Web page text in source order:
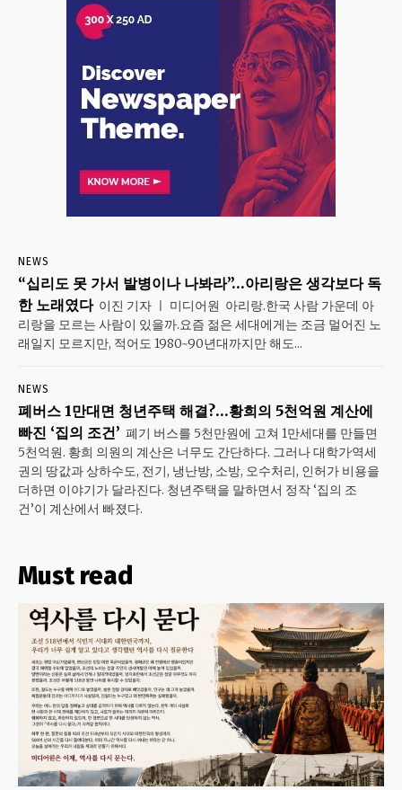
NEWS
“십리도 못 가서 발병이나 나봐라”…아리랑은 생각보다 독
한 노래였다 이진 기자 ㅣ 미디어원 아리랑.한국 사람 가운데 아
리랑을 모르는 사람이 있을까.요즘 젊은 세대에게는 조금 멀어진 노
래일지 모르지만, 적어도 1980~90년대까지만 해도...
NEWS
폐버스 1만대면 청년주택 해결?…황희의 5천억원 계산에
빠진 ‘집의 조건’ 폐기 버스를 5천만원에 고쳐 1만세대를 만들면
5천억원. 황희 의원의 계산은 너무도 간단하다. 그러나 대학가·역세
권의 땅값과 상하수도, 전기, 냉난방, 소방, 오수처리, 인허가 비용을
더하면 이야기가 달라진다. 청년주택을 말하면서 정작 ‘집의 조
건’이 계산에서 빠졌다.
Must read